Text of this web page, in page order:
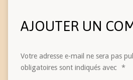
AJOUTER UN
Votre adresse e-mail ne sera pas
obligatoires sont indiqués avec *